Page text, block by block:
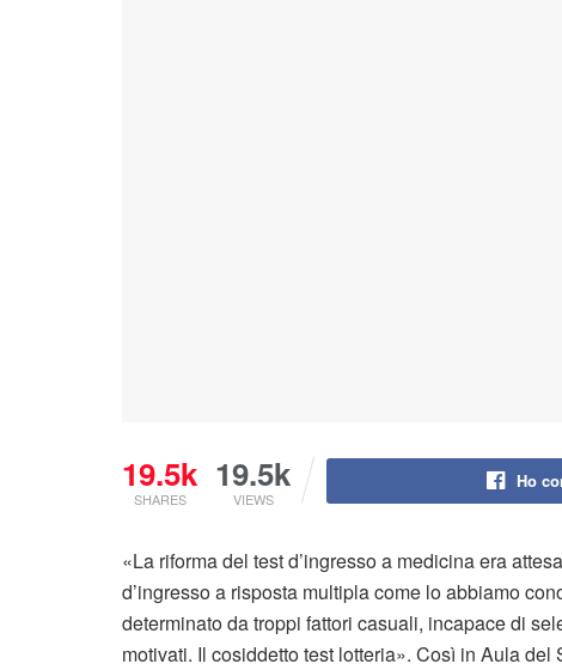
19.5k
SHARES
19.5k
VIEWS
Ho
«La riforma del test d’ingresso a medicina era
d’ingresso a risposta multipla come lo abbiamo
determinato da troppi fattori casuali, incapace di
motivati. Il cosiddetto test lotteria». Così in Aula